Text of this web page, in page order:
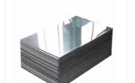
اطلب اقتباس
صفائح الفولاذ المقاوم للصدأ